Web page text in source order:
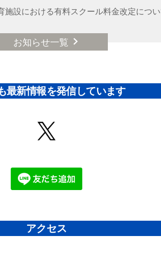
施設における有料スクール料金改定につい
お知らせ一覧
最新情報を発信しています
アクセス